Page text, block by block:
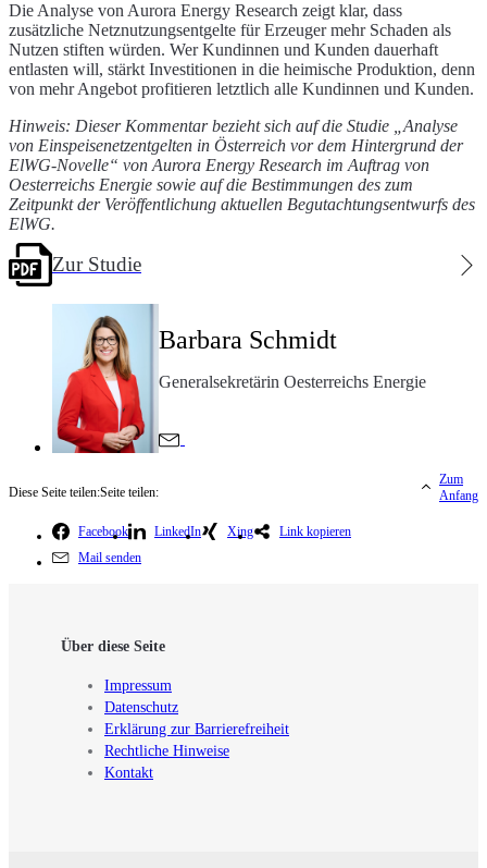
Die Analyse von Aurora Energy Research zeigt klar, dass
zusätzliche Netznutzungsentgelte für Erzeuger mehr Schaden als
Nutzen stiften würden. Wer Kundinnen und Kunden dauerhaft
entlasten will, stärkt Investitionen in die heimische Produktion, denn
von mehr Angebot profitieren letztlich alle Kundinnen und Kunden.
Hinweis: Dieser Kommentar bezieht sich auf die Studie „Analyse
von Einspeisenetzentgelten in Österreich vor dem Hintergrund der
ElWG-Novelle“ von Aurora Energy Research im Auftrag von
Oesterreichs Energie sowie auf die Bestimmungen des zum
Zeitpunkt der Veröffentlichung aktuellen Begutachtungsentwurfs des
ElWG.
Zur Studie
Barbara Schmidt
Generalsekretärin Oesterreichs Energie
Diese Seite teilen:Seite teilen:
Facebook LinkedIn Xing
Link kopieren
Mail senden
Zum
Anfang
Über diese Seite
Impressum
Datenschutz
Erklärung zur Barrierefreiheit
Rechtliche Hinweise
Kontakt